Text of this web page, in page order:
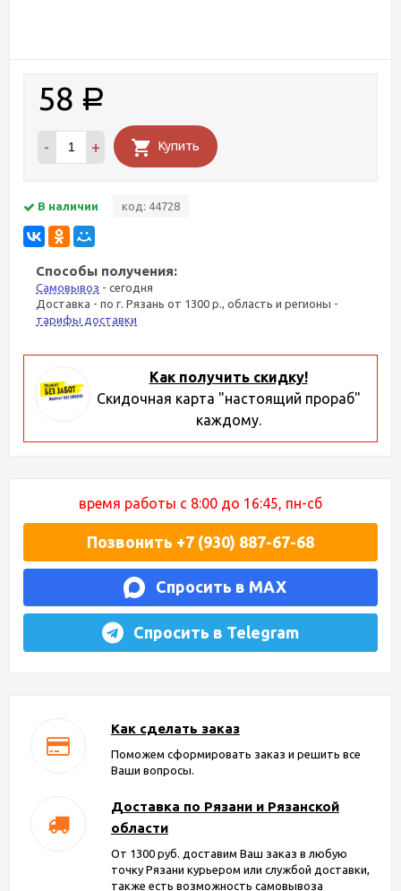
58 Р
- + Купить
В наличии код: 44728
Способы получения:
Самовывоз - сегодня
Доставка - по г. Рязань от 1300 р., область и регионы -
тарифы доставки
Как получить скидку!
Скидочная карта "настоящий прораб"
каждому.
время работы с 8:00 до 16:45, пн-сб
Позвонить +7 (930) 887-67-68
Спросить в MAX
Спросить в Telegram
Как сделать заказ
Поможем сформировать заказ и решить все
Ваши вопросы.
Доставка по Рязани и Рязанской
области
От 1300 руб. доставим Ваш заказ в любую
точку Рязани курьером или службой доставки,
также есть возможность самовывоза